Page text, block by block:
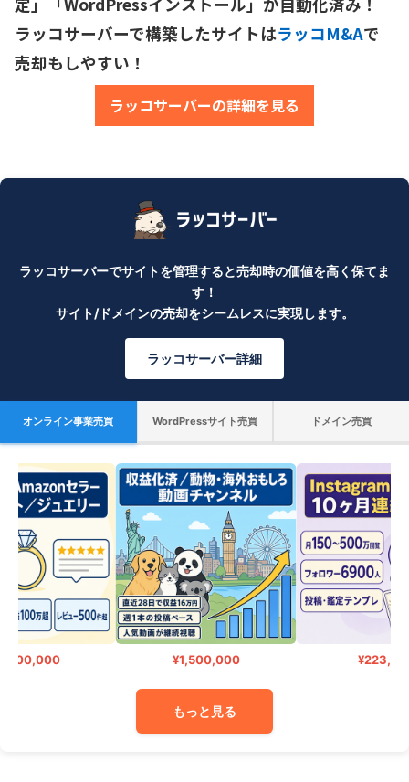
ラッコサーバーで構築したサイトはラッコM&Aで
売却もしやすい！
ラッコサーバーの詳細を見る
ラッコサーバーでサイトを管理すると売却時の価値を高く保てま
す！
サイト/ドメインの売却をシームレスに実現します。
ラッコサーバー詳細
オンライン事業売買 WordPressサイト売買 ドメイン売買
¥1,500,000 ¥223,000
もっと見る